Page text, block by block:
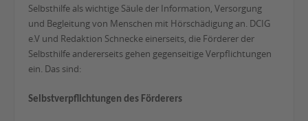
Selbsthilfe als wichtige Säule der Information, Versorgung
und Begleitung von Menschen mit Hörschädigung an. DCIG
e.V und Redaktion Schnecke einerseits, die Förderer der
Selbsthilfe andererseits gehen gegenseitige Verpflichtungen
ein. Das sind:
Selbstverpflichtungen des Förderers